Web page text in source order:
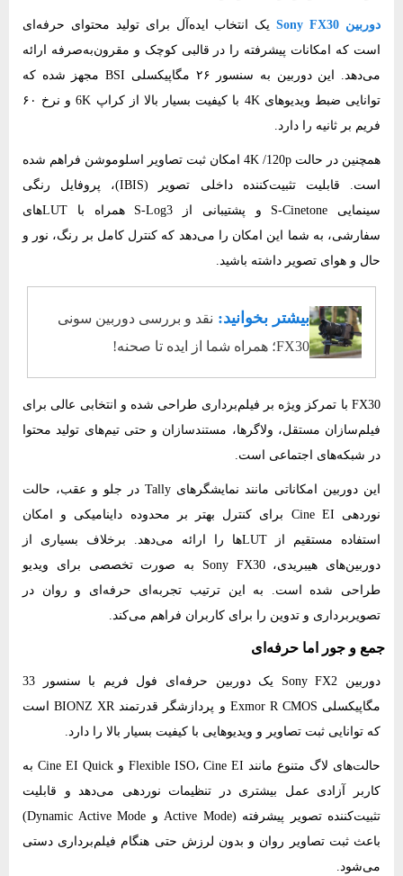
دوربین Sony FX30
یک انتخاب ایده‌آل برای تولید محتوای حرفه‌ای
است که امکانات پیشرفته را در قالبی کوچک و مقرون‌به‌صرفه ارائه
می‌دهد. این دوربین به سنسور ۲۶ مگاپیکسلی BSI مجهز شده که
توانایی ضبط ویدیوهای 4K با کیفیت بسیار بالا از کراپ 6K و نرخ ۶۰
فریم بر ثانیه را دارد.
همچنین در حالت 4K /120p امکان ثبت تصاویر اسلوموشن فراهم شده
است. قابلیت تثبیت‌کننده‌ داخلی تصویر (IBIS)، پروفایل رنگی
سینمایی S-Cinetone و پشتیبانی از S-Log3 همراه با LUTهای
سفارشی، به شما این امکان را می‌دهد که کنترل کامل بر رنگ، نور و
حال‌ و هوای تصویر داشته باشید.
بیشتر بخوانید: نقد و بررسی دوربین سونی
FX30؛ همراه شما از ایده تا صحنه!
FX30 با تمرکز ویژه بر فیلم‌برداری طراحی شده و انتخابی عالی برای
فیلم‌سازان مستقل، ولاگرها، مستندسازان و حتی تیم‌های تولید محتوا
در شبکه‌های اجتماعی است.
این دوربین امکاناتی مانند نمایشگرهای Tally در جلو و عقب، حالت
نوردهی Cine EI برای کنترل بهتر بر محدوده داینامیکی و امکان
استفاده مستقیم از LUTها را ارائه می‌دهد. برخلاف بسیاری از
دوربین‌های هیبریدی، Sony FX30 به‌ صورت تخصصی برای ویدیو
طراحی شده است. به این ترتیب تجربه‌ای حرفه‌ای و روان در
تصویر‌برداری و تدوین را برای کاربران فراهم می‌کند.
جمع و جور اما حرفه‌ای
دوربین Sony FX2 یک دوربین حرفه‌ای فول‌ فریم با سنسور 33
مگاپیکسلی Exmor R CMOS و پردازشگر قدرتمند BIONZ XR است
که توانایی ثبت تصاویر و ویدیوهایی با کیفیت بسیار بالا را دارد.
حالت‌های لاگ متنوع مانند Flexible ISO، Cine EI و Cine EI Quick به
کاربر آزادی عمل بیشتری در تنظیمات نوردهی می‌دهد و قابلیت
تثبیت‌کننده تصویر پیشرفته (Active Mode و Dynamic Active Mode)
باعث ثبت تصاویر روان و بدون لرزش حتی هنگام فیلم‌برداری دستی
می‌شود.